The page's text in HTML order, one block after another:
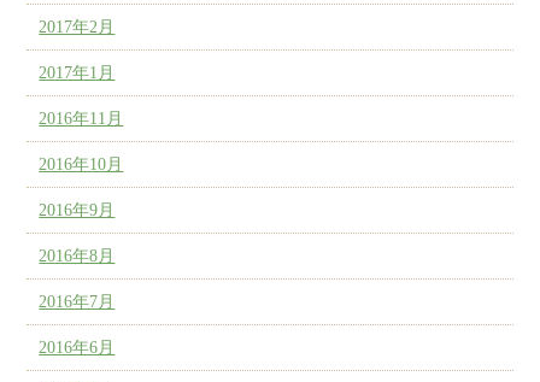
2017年2月
2017年1月
2016年11月
2016年10月
2016年9月
2016年8月
2016年7月
2016年6月